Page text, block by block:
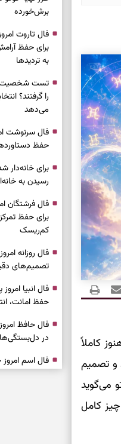
کاملاً
و تصمیم
می‌گوید
کامل
برش‌خورده
برای حفظ
به تردیدها
تست شخصیت
را گرفتند؟
می‌دهد
حفظ
برای خانه‌دار
رسیدن به
برای حفظ
کم‌ریسک
تصمیم‌های
حفظ امانت،
در
درباره حضور